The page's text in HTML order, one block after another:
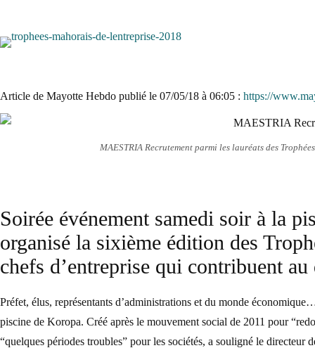
Article de Mayotte Hebdo publié le 07/05/18 à 06:05 : https://
MAESTRIA Recrutement parmi les lauréats des
Soirée événement samedi soir à la
organisé la sixième édition des
chefs d’entreprise qui contribuent
Préfet, élus, représentants d’administrations et du monde
piscine de Koropa. Créé après le mouvement social de 2011 pour
“quelques périodes troubles” pour les sociétés, a souligné le directeur